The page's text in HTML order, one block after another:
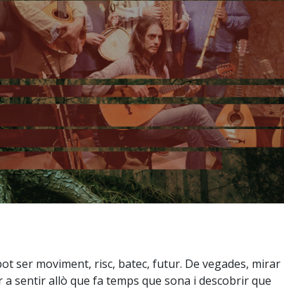
ser moviment, risc, batec, futur. De vegades, mirar
sentir allò que fa temps que sona i descobrir que